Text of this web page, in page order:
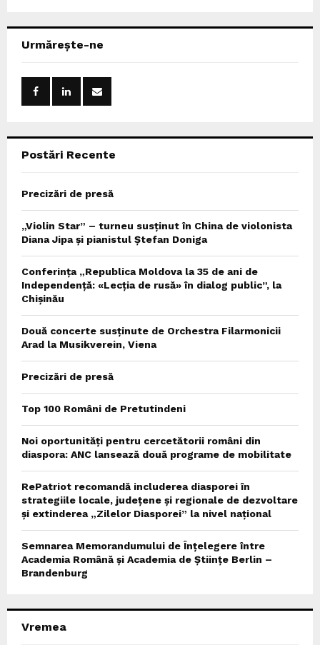
h
Urmărește-ne
Postări Recente
Precizări de presă
„Violin Star” – turneu susținut în China de violonista
Diana Jipa și pianistul Ștefan Doniga
Conferința „Republica Moldova la 35 de ani de
Independență: «Lecția de rusă» în dialog public”, la
Chișinău
Două concerte susținute de Orchestra Filarmonicii
Arad la Musikverein, Viena
Precizări de presă
Top 100 Români de Pretutindeni
Noi oportunități pentru cercetătorii români din
diaspora: ANC lansează două programe de mobilitate
RePatriot recomandă includerea diasporei în
strategiile locale, județene și regionale de dezvoltare
și extinderea „Zilelor Diasporei” la nivel național
Semnarea Memorandumului de Înțelegere între
Academia Română și Academia de Științe Berlin –
Brandenburg
Vremea